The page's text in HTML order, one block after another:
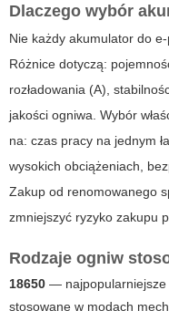
Dlaczego wybór
Nie każdy akumulator do
Różnice dotyczą:
rozładowania (A),
jakości ogniwa. Wybór
na: czas pracy na jednym
wysokich obciążeniach,
Zakup od renomowanego
zmniejszyć ryzyko zakupu
Rodzaje ogniw
18650 — najpopularniejsze
stosowane w modach